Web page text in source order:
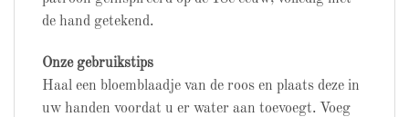
de hand getekend.
Onze gebruikstips
Haal een bloemblaadje van de roos en plaats deze in
uw handen voordat u er water aan toevoegt. Voeg